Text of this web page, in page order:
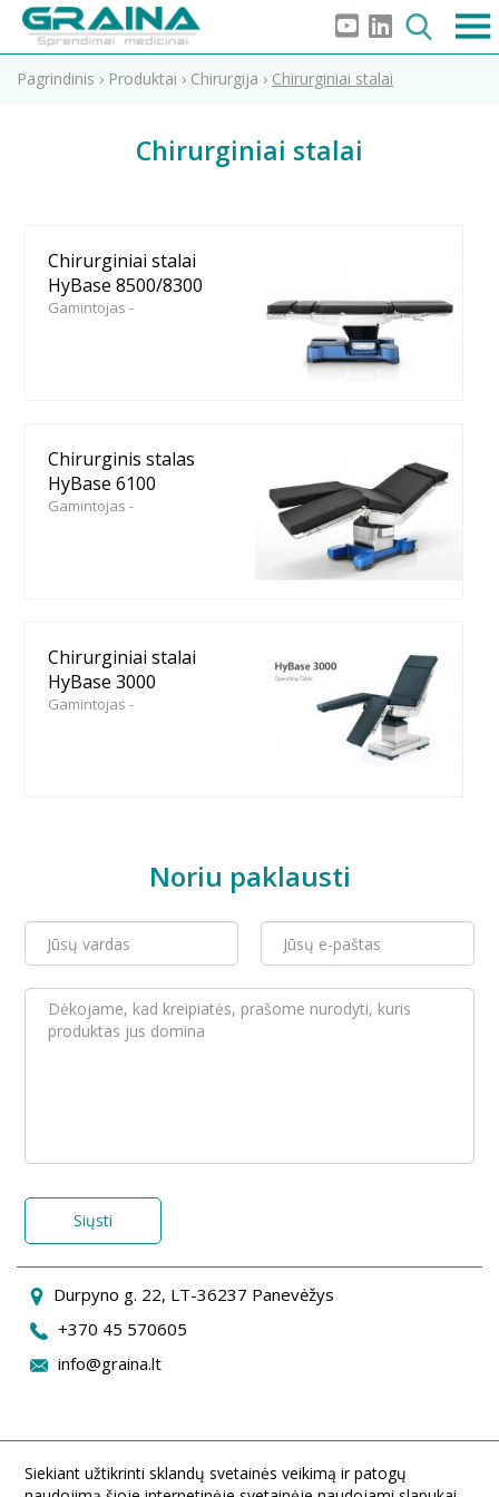
Pagrindinis › Produktai › Chirurgija › Chirurginiai stalai
Chirurginiai stalai
Chirurginiai stalai
HyBase 8500/8300
Gamintojas -
Chirurginis stalas
HyBase 6100
Gamintojas -
Chirurginiai stalai
HyBase 3000
Gamintojas -
Noriu paklausti
Siųsti
Durpyno g. 22, LT-36237 Panevėžys
+370 45 570605
info@graina.lt
Siekiant užtikrinti sklandų svetainės veikimą ir patogų